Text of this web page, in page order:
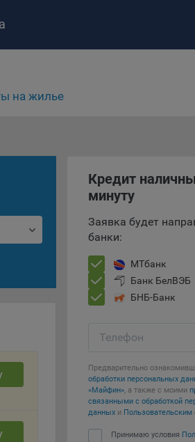
–
на жилье
Кредит
минуту
Заявка будет
банки:
МТбанк
Банк БелВЭБ
БНБ-Банк
Телефон
Предварительно
обработки персональных
«Майфин», а также с моими
связанными с обработкой
данных и
Принимаю условия